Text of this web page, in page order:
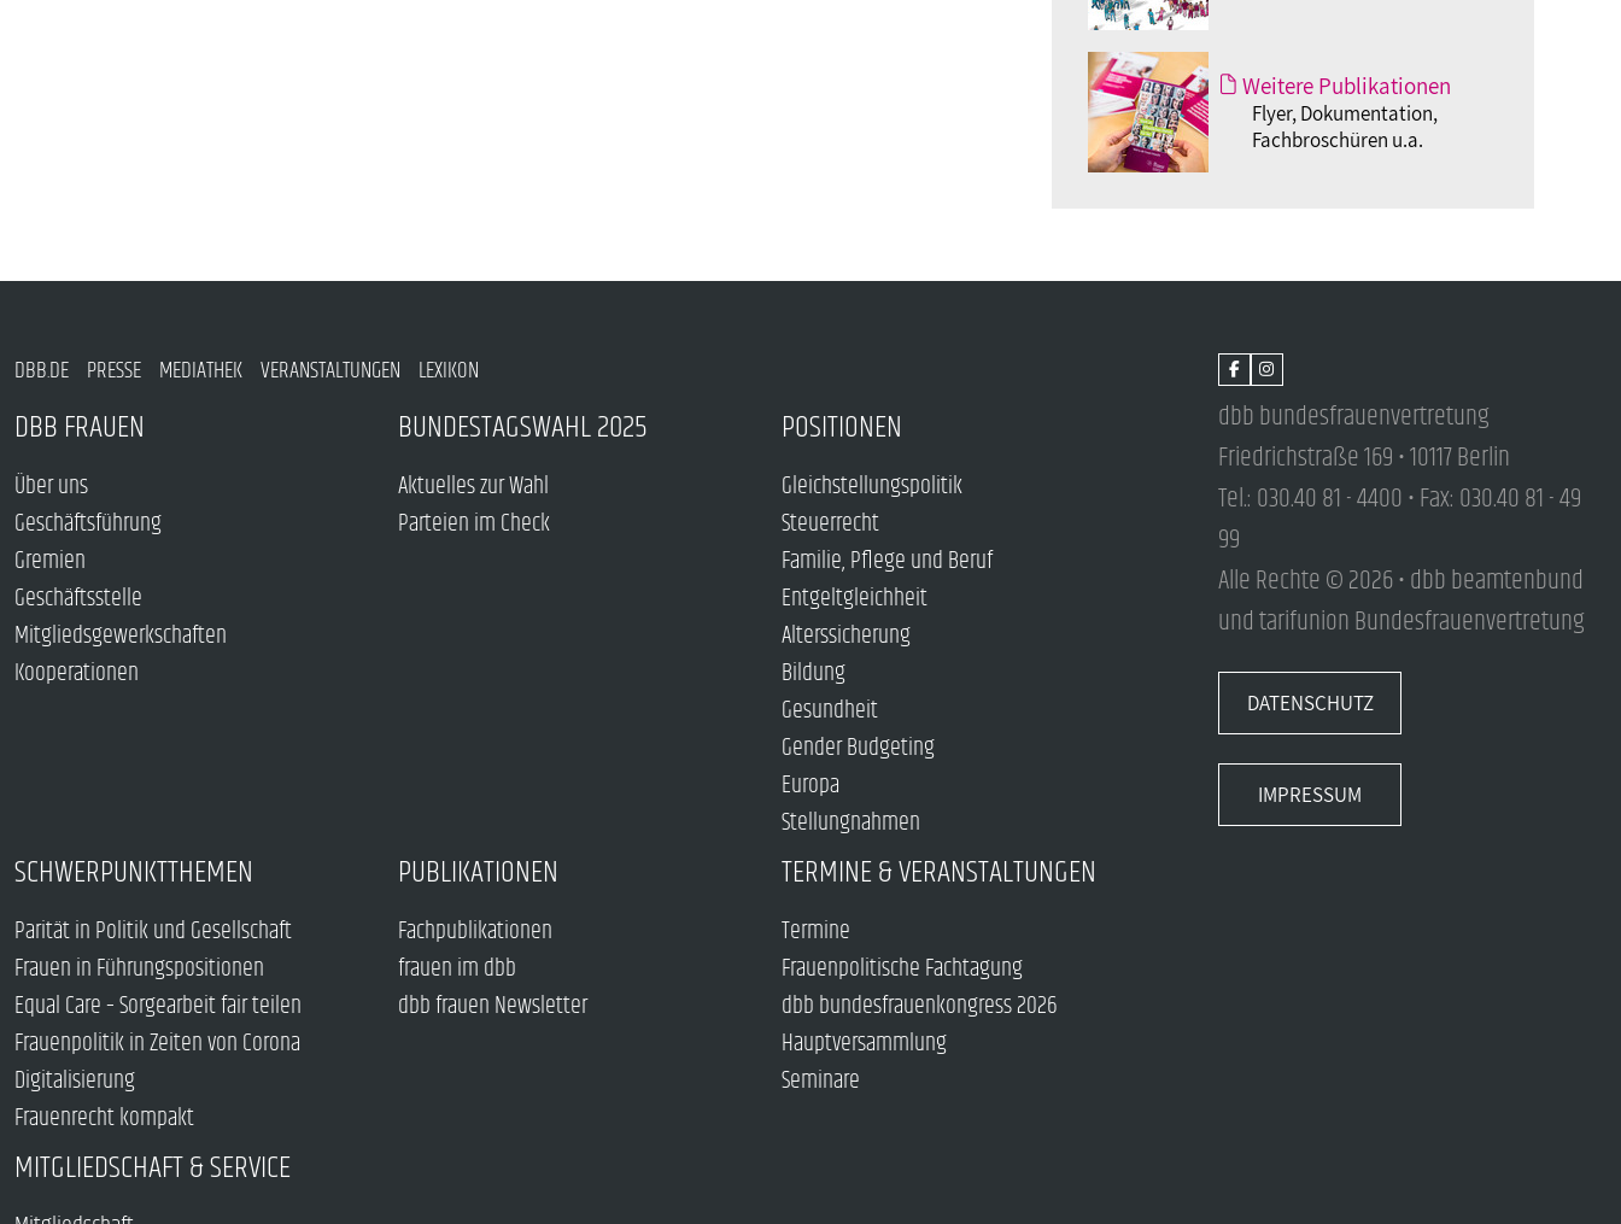
Weitere Publikationen
Flyer, Dokumentation,
Fachbroschüren u.a.
DBB.DE PRESSE MEDIATHEK VERANSTALTUNGEN LEXIKON
DBB FRAUEN
Über uns
Geschäftsführung
Gremien
Geschäftsstelle
Mitgliedsgewerkschaften
Kooperationen
BUNDESTAGSWAHL 2025
Aktuelles zur Wahl
Parteien im Check
POSITIONEN
Gleichstellungspolitik
Steuerrecht
Familie, Pflege und Beruf
Entgeltgleichheit
Alterssicherung
Bildung
Gesundheit
Gender Budgeting
Europa
Stellungnahmen
SCHWERPUNKTTHEMEN
Parität in Politik und Gesellschaft
Frauen in Führungspositionen
Equal Care – Sorgearbeit fair teilen
Frauenpolitik in Zeiten von Corona
Digitalisierung
Frauenrecht kompakt
PUBLIKATIONEN
Fachpublikationen
frauen im dbb
dbb frauen Newsletter
TERMINE & VERANSTALTUNGEN
Termine
Frauenpolitische Fachtagung
dbb bundesfrauenkongress 2026
Hauptversammlung
Seminare
MITGLIEDSCHAFT & SERVICE
dbb bundesfrauenvertretung
Friedrichstraße 169 • 10117 Berlin
Tel.: 030.40 81 - 4400 • Fax: 030.40 81 - 49
99
Alle Rechte © 2026 • dbb beamtenbund
und tarifunion Bundesfrauenvertretung
DATENSCHUTZ
IMPRESSUM